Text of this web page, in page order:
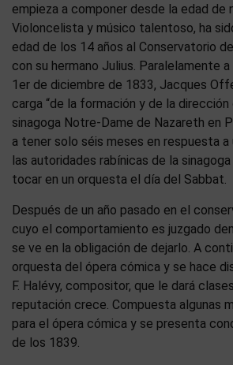
empieza a componer desde la edad de
Violoncelista y músico talentoso, ha
edad de los 14 años al Conservatorio
con su hermano Julius. Paralelamente
1er de diciembre de 1833, Jacques
carga “de la formación y de la dirección
sinagoga Notre-Dame de Nazareth en
a tener solo séis meses en respuesta a
las autoridades rabínicas de la
tocar en un orquesta el día del Sabbat.
Después de un año pasado en el
cuyo el comportamiento es juzgado
se ve en la obligación de dejarlo. A
orquesta del ópera cómica y se hace
F. Halévy, compositor, que le dará
reputación crece. Compuesta algunas
para el ópera cómica y se presenta
de los 1839.